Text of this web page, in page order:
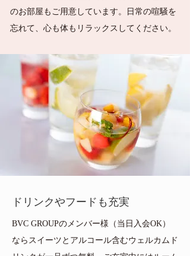
のお部屋もご用意しています。日常の喧騒を
忘れて、心も体もリラックスしてください。
ドリンクやフードも充実
BVC GROUPのメンバー様（当日入会OK）
ならスイーツとアルコール含むウェルカムド